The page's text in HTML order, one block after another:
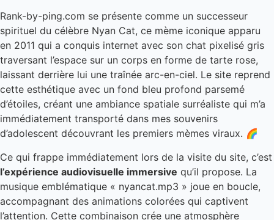
Rank-by-ping.com se présente comme un successeur
spirituel du célèbre Nyan Cat, ce mème iconique apparu
en 2011 qui a conquis internet avec son chat pixelisé gris
traversant l’espace sur un corps en forme de tarte rose,
laissant derrière lui une traînée arc-en-ciel. Le site reprend
cette esthétique avec un fond bleu profond parsemé
d’étoiles, créant une ambiance spatiale surréaliste qui m’a
immédiatement transporté dans mes souvenirs
d’adolescent découvrant les premiers mèmes viraux. 🌈
Ce qui frappe immédiatement lors de la visite du site, c’est
l’expérience audiovisuelle immersive qu’il propose. La
musique emblématique « nyancat.mp3 » joue en boucle,
accompagnant des animations colorées qui captivent
l’attention. Cette combinaison crée une atmosphère